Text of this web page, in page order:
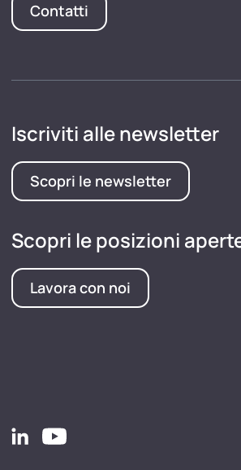
Contatti
Iscriviti alle newsletter
Scopri le newsletter
Scopri le posizioni
Lavora con noi